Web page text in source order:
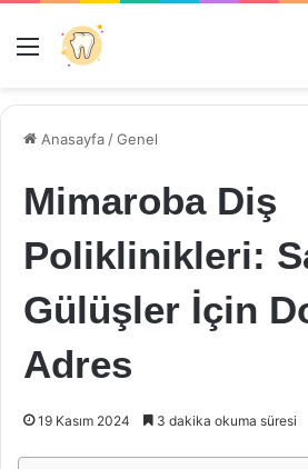
Menü
Anasayfa /Genel
Mimaroba Diş
Poliklinikleri:
Gülüşler İçin
Adres
19 Kasım 2024 3 dakika okuma süresi